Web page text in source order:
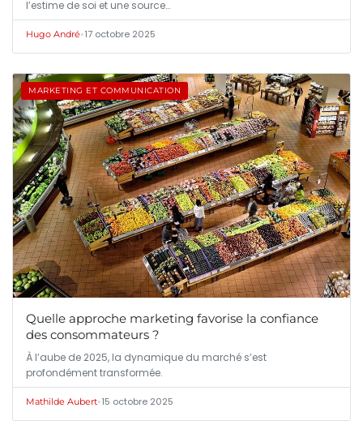
l’estime de soi et une source…
Hugo André•17 octobre 2025
MARKETING ET COMMUNICATION
Quelle approche marketing favorise la confiance
des consommateurs ?
À l’aube de 2025, la dynamique du marché s’est
profondément transformée.
Mathilde Aubert•15 octobre 2025